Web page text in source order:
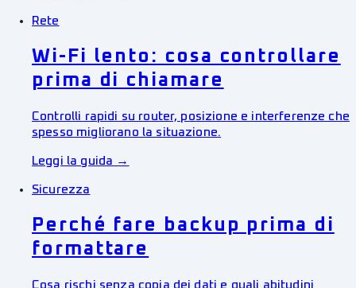
Rete
Wi-Fi lento: cosa controllare
prima di chiamare
Controlli rapidi su router, posizione e interferenze che
spesso migliorano la situazione.
Leggi la guida →
Sicurezza
Perché fare backup prima di
formattare
Cosa rischi senza copia dei dati e quali abitudini